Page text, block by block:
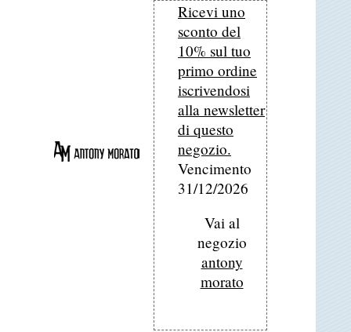
Ricevi uno
sconto del
10% sul tuo
primo ordine
iscrivendosi
alla newsletter
di questo
negozio.
Vencimento
31/12/2026
Vai al
negozio
antony
morato